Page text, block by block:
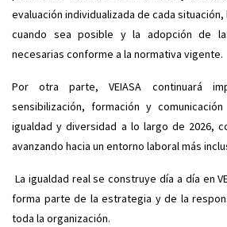
evaluación individualizada de cada
cuando sea posible y la adopción de
necesarias conforme a la normativa vigente.
Por otra parte, VEIASA continuará
sensibilización, formación y
igualdad y diversidad a lo largo de 2026,
avanzando hacia un entorno laboral más
La igualdad real se construye día a día en
forma parte de la estrategia y de la
toda la organización.